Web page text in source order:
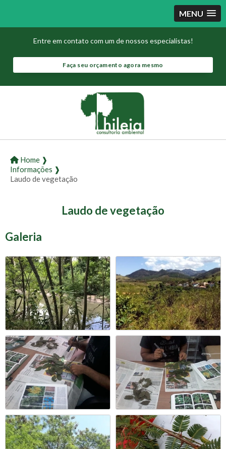
MENU
Entre em contato com um de nossos especialistas!
Faça seu orçamento agora mesmo
Home ❱
Informações ❱
Laudo de vegetação
Laudo de vegetação
Galeria